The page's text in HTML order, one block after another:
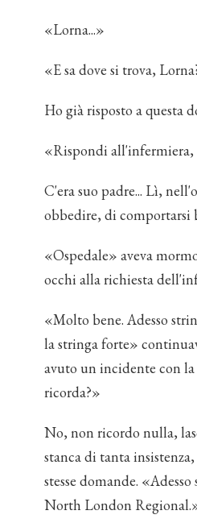
«Lorna...»
«E sa dove si trova,
Ho già risposto a questa
«Rispondi all'infermiera,
C'era suo padre... Lì,
obbedire, di comportarsi
«Ospedale» aveva
occhi alla richiesta
«Molto bene. Adesso
la stringa forte»
avuto un incidente con
ricorda?»
No, non ricordo nulla,
stanca di tanta
stesse domande.
North London